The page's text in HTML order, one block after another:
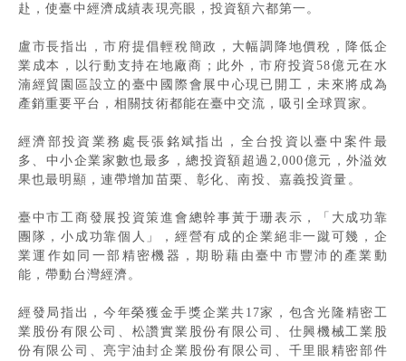
赴，使臺中經濟成績表現亮眼，投資額六都第一。
盧市長指出，市府提倡輕稅簡政，大幅調降地價稅，降低企
業成本，以行動支持在地廠商；此外，市府投資58億元在水
湳經貿園區設立的臺中國際會展中心現已開工，未來將成為
產銷重要平台，相關技術都能在臺中交流，吸引全球買家。
經濟部投資業務處長張銘斌指出，全台投資以臺中案件最
多、中小企業家數也最多，總投資額超過2,000億元，外溢效
果也最明顯，連帶增加苗栗、彰化、南投、嘉義投資量。
臺中市工商發展投資策進會總幹事黃于珊表示，「大成功靠
團隊，小成功靠個人」，經營有成的企業絕非一蹴可幾，企
業運作如同一部精密機器，期盼藉由臺中市豐沛的產業動
能，帶動台灣經濟。
經發局指出，今年榮獲金手獎企業共17家，包含光隆精密工
業股份有限公司、松讚實業股份有限公司、仕興機械工業股
份有限公司、亮宇油封企業股份有限公司、千里眼精密部件